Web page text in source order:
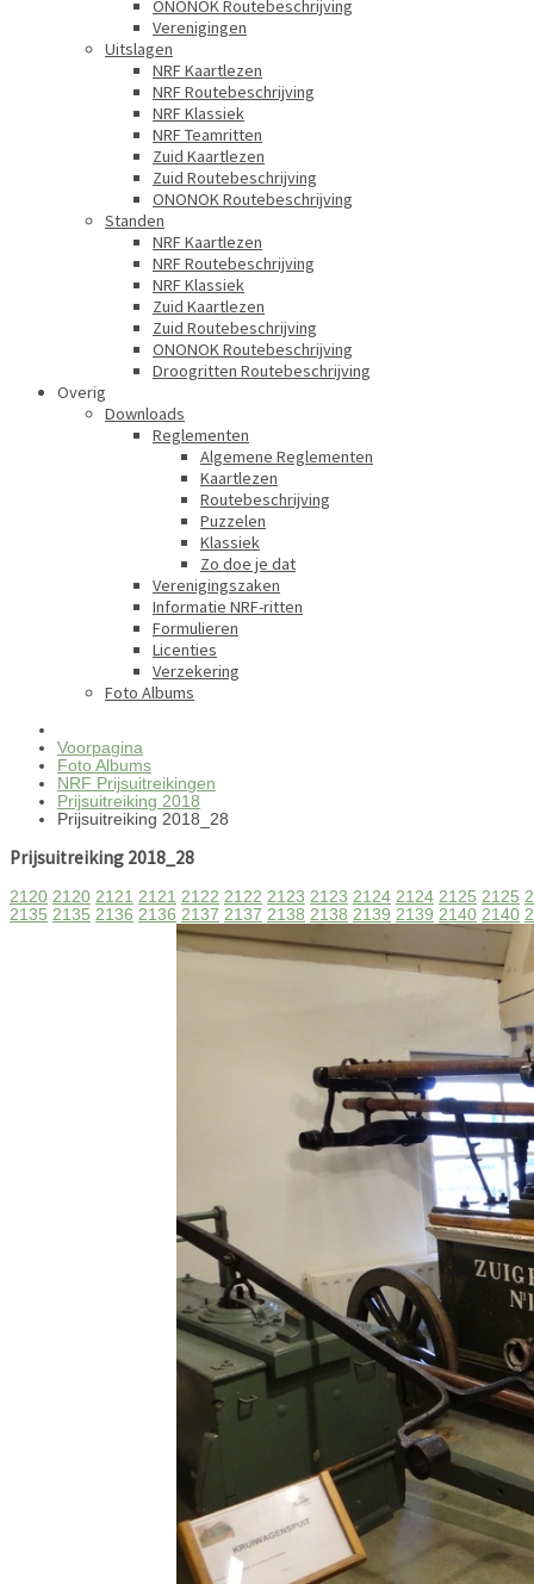
ONONOK Routebeschrijving
Verenigingen
Uitslagen
NRF Kaartlezen
NRF Routebeschrijving
NRF Klassiek
NRF Teamritten
Zuid Kaartlezen
Zuid Routebeschrijving
ONONOK Routebeschrijving
Standen
NRF Kaartlezen
NRF Routebeschrijving
NRF Klassiek
Zuid Kaartlezen
Zuid Routebeschrijving
ONONOK Routebeschrijving
Droogritten Routebeschrijving
Overig
Downloads
Reglementen
Algemene Reglementen
Kaartlezen
Routebeschrijving
Puzzelen
Klassiek
Zo doe je dat
Verenigingszaken
Informatie NRF-ritten
Formulieren
Licenties
Verzekering
Foto Albums
Voorpagina
Foto Albums
NRF Prijsuitreikingen
Prijsuitreiking 2018
Prijsuitreiking 2018_28
Prijsuitreiking 2018_28
2120 2120 2121 2121 2122 2122 2123 2123 2124 2124 2125 2125
2135 2135 2136 2136 2137 2137 2138 2138 2139 2139 2140 2140